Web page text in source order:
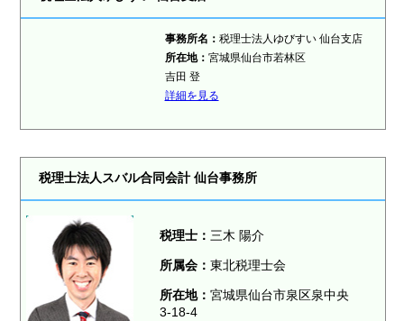
事務所名： 税理士法人ゆびすい 仙台支店
所在地： 宮城県仙台市若林区
吉田 登
詳細を見る
税理士法人スバル合同会計 仙台事務所
税理士： 三木 陽介
所属会：東北税理士会
所在地：宮城県仙台市泉区泉中央
3-18-4